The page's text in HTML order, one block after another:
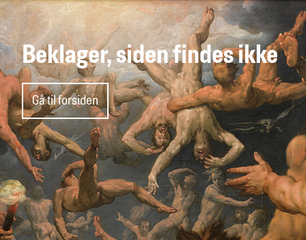
Beklager, siden findes ikke
Gå til forsiden